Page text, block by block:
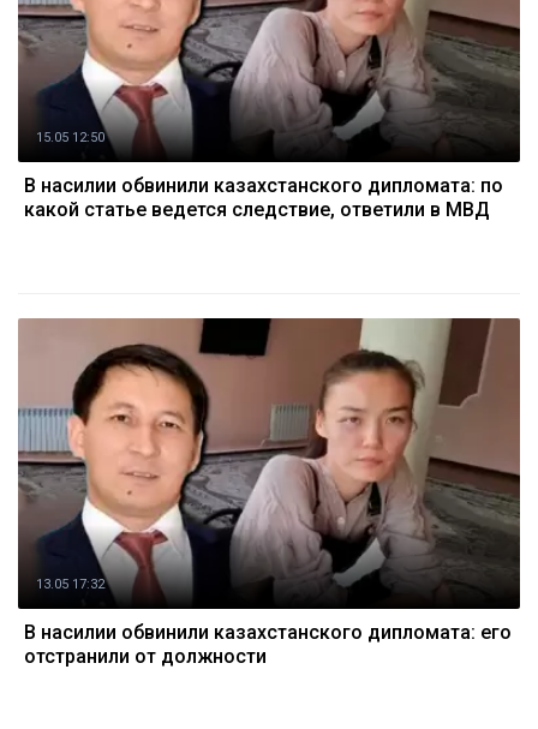
15.05 12:50
В насилии обвинили казахстанского дипломата: по
какой статье ведется следствие, ответили в МВД
13.05 17:32
В насилии обвинили казахстанского дипломата: его
отстранили от должности